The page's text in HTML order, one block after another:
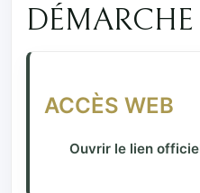
DÉMARCHE
ACCÈS WEB
Ouvrir le lien